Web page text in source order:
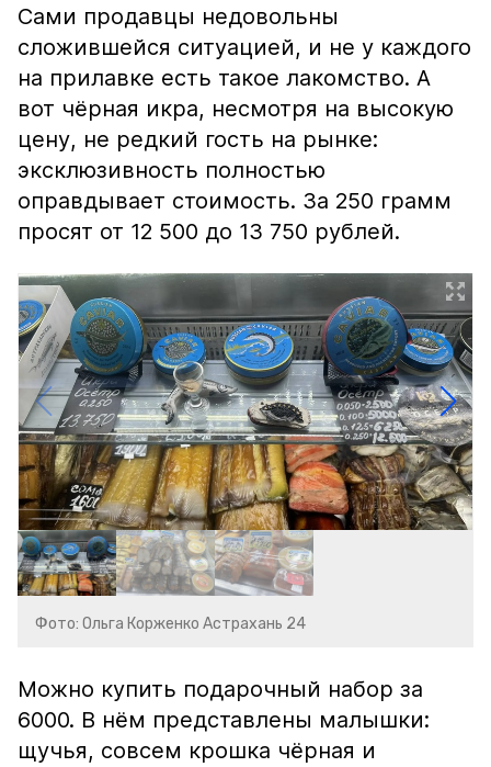
Сами продавцы недовольны
сложившейся ситуацией, и не у каждого
на прилавке есть такое лакомство. А
вот чёрная икра, несмотря на высокую
цену, не редкий гость на рынке:
эксклюзивность полностью
оправдывает стоимость. За 250 грамм
просят от 12 500 до 13 750 рублей.
Фото: Ольга Корженко Астрахань 24
Можно купить подарочный набор за
6000. В нём представлены малышки:
щучья, совсем крошка чёрная и